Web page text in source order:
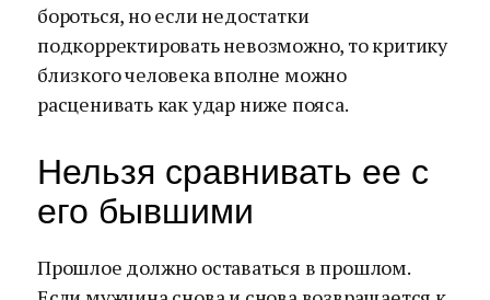
бороться, но если недостатки
подкорректировать невозможно, то критику
близкого человека вполне можно
расценивать как удар ниже пояса.
Нельзя сравнивать ее с
его бывшими
Прошлое должно оставаться в прошлом.